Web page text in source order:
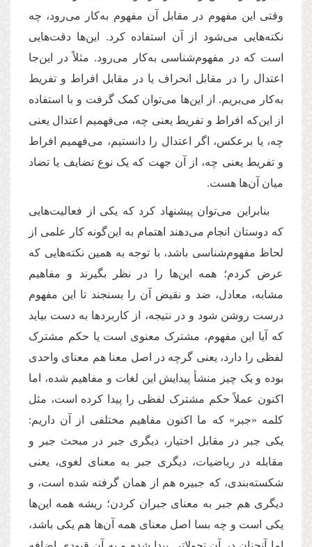
وقتی این مفهوم در مقابل آن مفهوم بهكار میرود، چه
نکتههایی میشود از آن استفاده کرد. اینها دقتهایی
است که در مفهومشناسی بهكار میرود. مثلاً در اینجا
اعتدال را در مقابل انحراف یا در مقابل افراط و تفریط
بهكار میبریم. از اینها میتوان کمک گرفت و با استفاده
از اینکه افراط و تفریط یعنی چه، میفهمیم اعتدال یعنی
چه، یا برعکس، اگر اعتدال را دانستیم، میفهمیم افراط
و تفریط یعنی چه، از آن جهت که یک نوع تضایف یا تضاد
میان آنها هست.
بنابراین میتوان پیشنهاد کرد که یکی از فعالیتهایی
که دوستان انجام میدهند اهتمام به اینگونه کار علمی از
لحاظ مفهومشناسی باشد، با توجه به همین نکتههایی که
عرض کردم؛ همه اینها را در نظر بگیرند و مفاهیم
مشابه، معادل، ضد و نقیض آن را بسنجند تا این مفهوم
درست روشن شود و در نتیجه، از کاربردها به دست بیاید
که آیا این مفهوم، مشترک معنوی است یا حکم مشترک
لفظی را دارد، یعنی گرچه در اصل معنا هم معنای واحدی
بوده و یک چیز منشأ پیدایش این لغات و مفاهیم شده، اما
اکنون عملاً حکم مشترک لفظی را پیدا کرده است، مثل
کلمه «جبر» که ما اکنون مفاهیم مختلفی از آن داریم:
یکی جبر در مقابل اختیار، دیگری جبر در مبحث جبر و
مقابله در ریاضیات، دیگری جبر به معنای لغوی، یعنی
شکستهبندی، که جبیره هم از همان گرفته شده است، و
دیگری هم جبر به معنای جبران کردن؛ ریشه همه اینها
یکی است و چه بسا اصل معنای همه آنها هم یکی باشد،